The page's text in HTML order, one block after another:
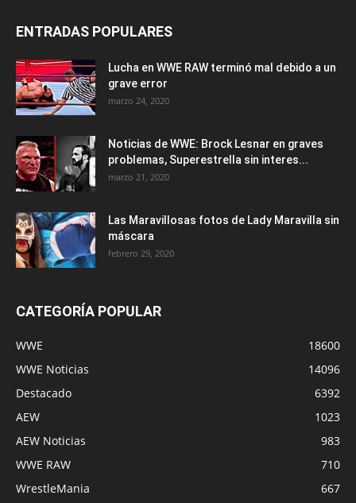
ENTRADAS POPULARES
Lucha en WWE RAW terminó mal debido a un
grave error
marzo 24, 2020
Noticias de WWE: Brock Lesnar en graves
problemas, Superestrella sin interes...
marzo 21, 2020
Las Maravillosas fotos de Lady Maravilla sin
máscara
febrero 29, 2020
CATEGORÍA POPULAR
WWE
18600
WWE Noticias
14096
Destacado
6392
AEW
1023
AEW Noticias
983
WWE RAW
710
WrestleMania
667